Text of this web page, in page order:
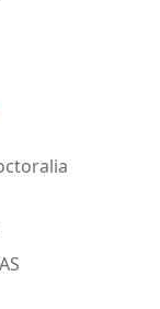
de inicio